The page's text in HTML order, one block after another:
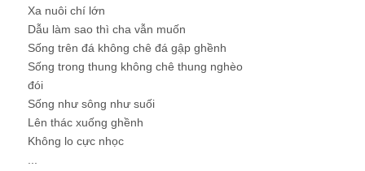
Xa nuôi chí lớn
Dẫu làm sao thì cha vẫn muốn
Sống trên đá không chê đá gập ghềnh
Sống trong thung không chê thung nghèo
đói
Sống như sông như suối
Lên thác xuống ghềnh
Không lo cực nhọc